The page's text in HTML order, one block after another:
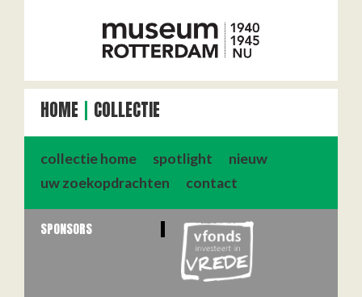
HOME COLLECTIE
collectie home spotlight
nieuw
uw zoekopdrachten
contact
SPONSORS